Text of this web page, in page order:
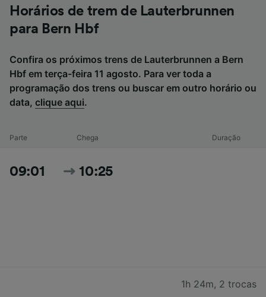
Horários de trem de Lauterbrunnen
para Bern Hbf
Confira os próximos trens de Lauterbrunnen a Bern
Hbf em terça-feira 11 agosto. Para ver toda a
programação dos trens ou buscar em outro horário ou
data, clique aqui.
Parte Chega Duração
09:01 10:25
1h 24m, 2 trocas